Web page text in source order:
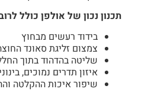
תכנון נכון של אולפן כולל
בידוד רעשים מבחוץ
צמצום זליגת סאונד
שליטה בהדהוד בתוך
איזון תדרים נמוכים,
שיפור איכות ההקלטה